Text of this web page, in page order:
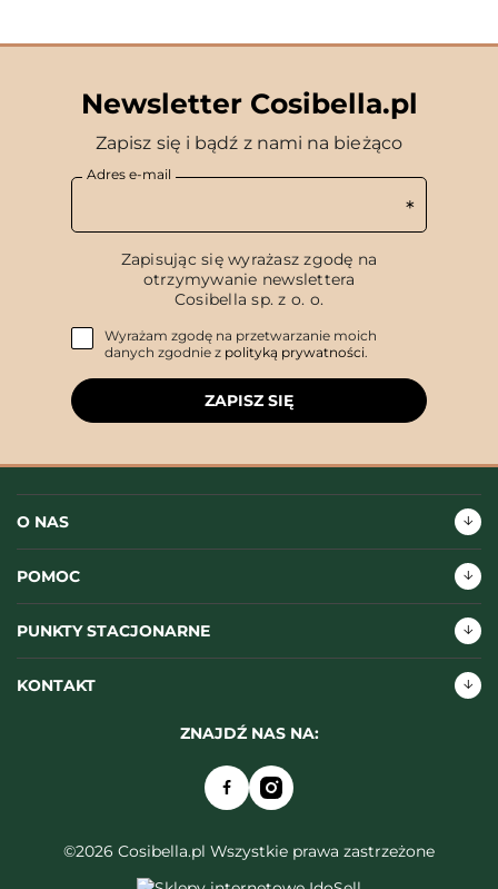
Newsletter Cosibella.pl
Zapisz się i bądź z nami na bieżąco
Adres e-mail
Zapisując się wyrażasz zgodę na
otrzymywanie newslettera
Cosibella sp. z o. o.
Wyrażam zgodę na przetwarzanie moich
danych zgodnie z polityką prywatności.
ZAPISZ SIĘ
O NAS
POMOC
PUNKTY STACJONARNE
KONTAKT
ZNAJDŹ NAS NA:
©2026 Cosibella.pl Wszystkie prawa zastrzeżone